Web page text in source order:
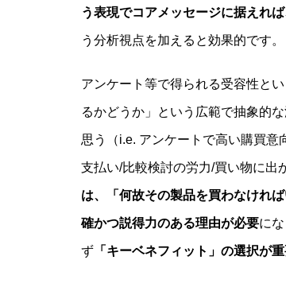
う表現でコアメッセージに据えれ
う分析視点を加えると効果的です。
アンケート等で得られる受容性と
るかどうか」という広範で抽象的
思う（i.e. アンケートで高い購買
支払い/比較検討の労力/買い物に出
は、「何故その製品を買わなけれ
確かつ説得力のある理由が必要に
ず 「キーベネフィット」の選択が